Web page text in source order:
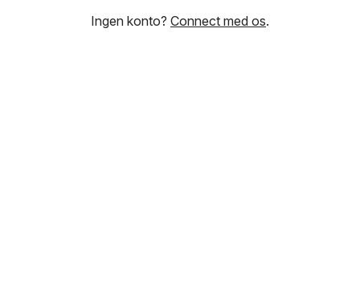
Ingen konto? Connect med os.